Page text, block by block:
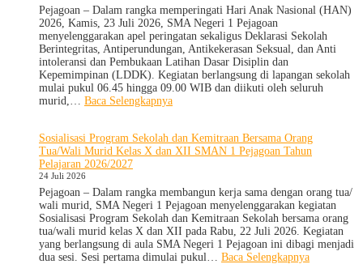
Depan
Cerah
Pejagoan
Tahun
Ajaran
2026/2027:
Berjalan
Khidmat
Pejagoan – Dalam rangka memperingati Hari Anak Nasional (HAN)
2026, Kamis, 23 Juli 2026, SMA Negeri 1 Pejagoan
menyelenggarakan apel peringatan sekaligus Deklarasi Sekolah
Berintegritas, Antiperundungan, Antikekerasan Seksual, dan Anti
intoleransi dan Pembukaan Latihan Dasar Disiplin dan
Kepemimpinan (LDDK). Kegiatan berlangsung di lapangan sekolah
mulai pukul 06.45 hingga 09.00 WIB dan diikuti oleh seluruh
murid,… Baca Selengkapnya:
Anak
Nasional
Negeri
1
Pejagoan
Gelar
Deklarasi
Integritas
Sosialisasi Program Sekolah dan Kemitraan Bersama Orang
Tua/Wali Murid Kelas X dan XII SMAN 1 Pejagoan Tahun
Pelajaran 2026/2027
24 Juli 2026
Pejagoan – Dalam rangka membangun kerja sama dengan orang tua/
wali murid, SMA Negeri 1 Pejagoan menyelenggarakan kegiatan
Sosialisasi Program Sekolah dan Kemitraan Sekolah bersama orang
tua/wali murid kelas X dan XII pada Rabu, 22 Juli 2026. Kegiatan
yang berlangsung di aula SMA Negeri 1 Pejagoan ini dibagi menjadi
dua sesi. Sesi pertama dimulai pukul… Baca Selengkapnya: